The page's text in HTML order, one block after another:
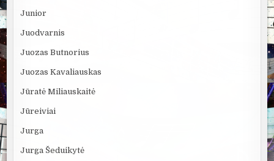
Junior
Juodvarnis
Juozas Butnorius
Juozas Kavaliauskas
Jūratė Miliauskaitė
Jūreiviai
Jurga
Jurga Šeduikytė